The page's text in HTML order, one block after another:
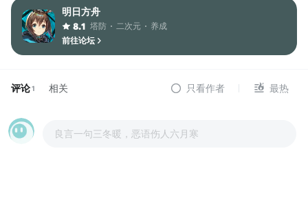
明日方舟
8.1 塔防 二次元
养成
前往论坛
评论1 相关 只看作者 最热
良言一句三冬暖，恶语伤人六月寒